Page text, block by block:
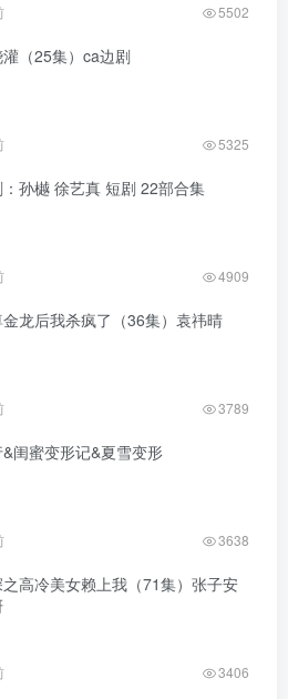
5502
（25集）ca边剧
5325
孙樾 徐艺真 短剧 22部合集
4909
龙后我杀疯了（36集）袁祎晴
3789
闺蜜变形记&夏雪变形
3638
高冷美女赖上我（71集）张子安
3406